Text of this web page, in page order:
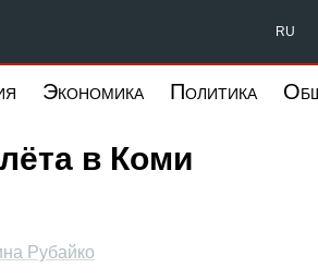
RU
Экономика Политика
в Коми
Рубайко